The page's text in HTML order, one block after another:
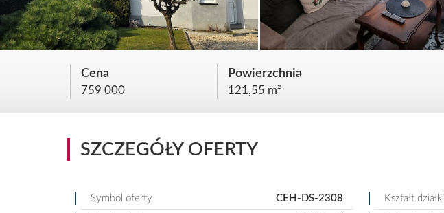
Cena
759 000
Powierzchnia
121,55 m²
SZCZEGÓŁY OFERTY
Symbol oferty CEH-DS-2308 Kształt działki